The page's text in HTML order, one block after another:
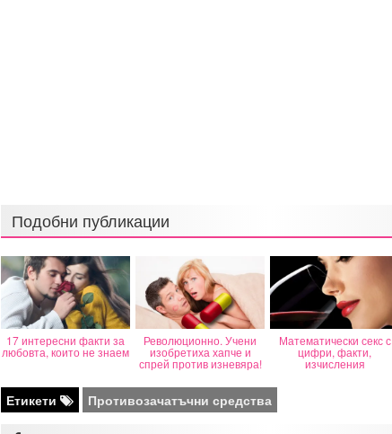
Подобни публикации
17 интересни факти за
любовта, които не знаем
Революционно. Учени
изобретиха хапче и
спрей против изневяра!
Математически секс с
цифри, факти,
изчисления
Етикети Противозачатъчни средства